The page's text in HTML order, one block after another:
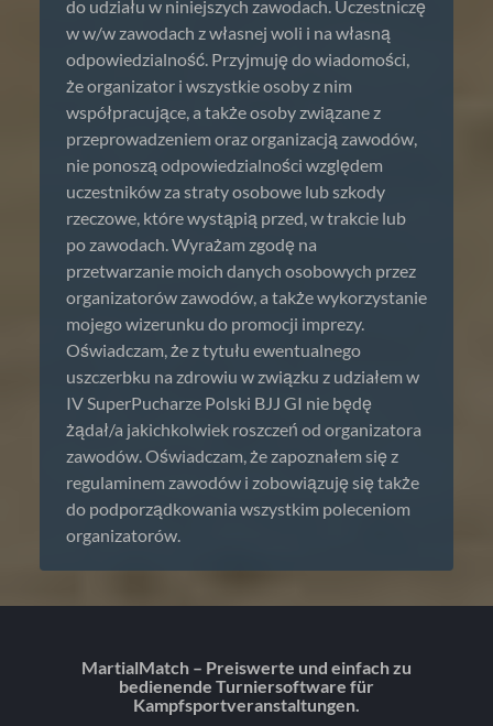
do udziału w niniejszych zawodach. Uczestniczę
w w/w zawodach z własnej woli i na własną
odpowiedzialność. Przyjmuję do wiadomości,
że organizator i wszystkie osoby z nim
współpracujące, a także osoby związane z
przeprowadzeniem oraz organizacją zawodów,
nie ponoszą odpowiedzialności względem
uczestników za straty osobowe lub szkody
rzeczowe, które wystąpią przed, w trakcie lub
po zawodach. Wyrażam zgodę na
przetwarzanie moich danych osobowych przez
organizatorów zawodów, a także wykorzystanie
mojego wizerunku do promocji imprezy.
Oświadczam, że z tytułu ewentualnego
uszczerbku na zdrowiu w związku z udziałem w
IV SuperPucharze Polski BJJ GI nie będę
żądał/a jakichkolwiek roszczeń od organizatora
zawodów. Oświadczam, że zapoznałem się z
regulaminem zawodów i zobowiązuję się także
do podporządkowania wszystkim poleceniom
organizatorów.
MartialMatch – Preiswerte und einfach zu
bedienende Turniersoftware für
Kampfsportveranstaltungen.